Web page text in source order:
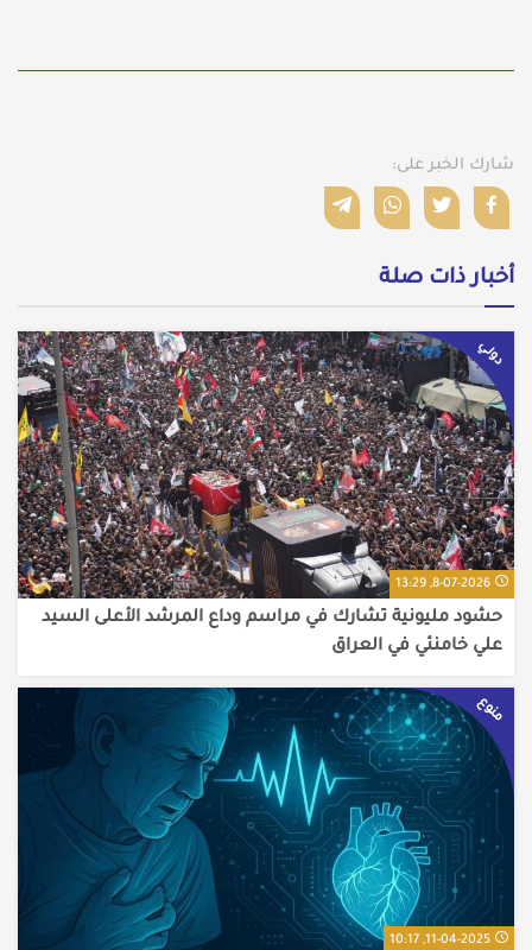
شارك الخبر على:
أخبار ذات صلة
دولي
8-07-2026, 13:29
حشود مليونية تشارك في مراسم وداع المرشد الأعلى السيد
علي خامنئي في العراق
منوع
11-04-2025, 10:17